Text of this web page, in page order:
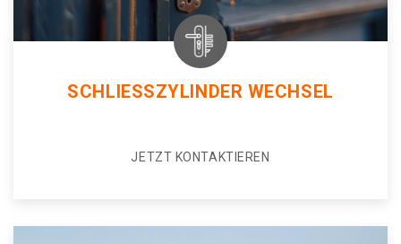
SCHLIESSZYLINDER WECHSEL
JETZT KONTAKTIEREN